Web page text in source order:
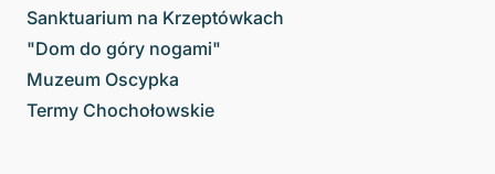
Sanktuarium na Krzeptówkach
"Dom do góry nogami"
Muzeum Oscypka
Termy Chochołowskie